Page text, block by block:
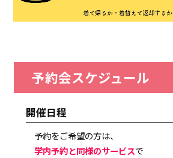
予約会スケジュール
開催日程
予約をご希望の方は、
学内予約と同様のサービスで